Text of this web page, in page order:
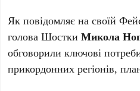
Як повідомляє на своїй
голова ШосткиМикола
обговорили ключові
прикордонних регіонів,